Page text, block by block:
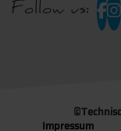
Follow us:
©
Impressum